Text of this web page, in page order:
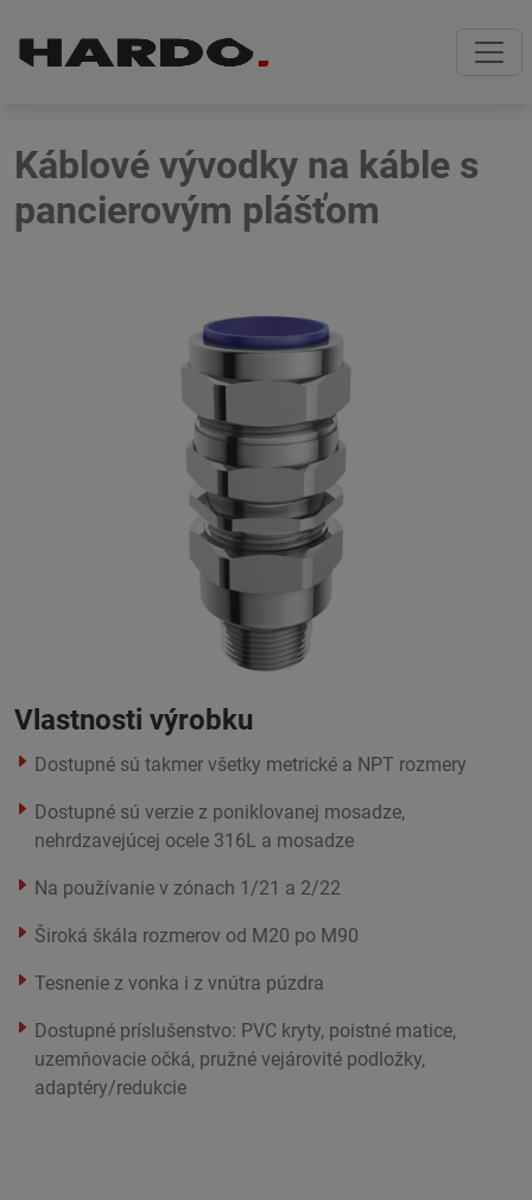
Skip
Skip
Káblové vývodky na káble s
pancierovým plášťom
Vlastnosti výrobku
Dostupné sú takmer všetky metrické a NPT rozmery
Dostupné sú verzie z poniklovanej mosadze,
nehrdzavejúcej ocele 316L a mosadze
Na používanie v zónach 1/21 a 2/22
Široká škála rozmerov od M20 po M90
Tesnenie z vonka i z vnútra púzdra
Dostupné príslušenstvo: PVC kryty, poistné matice,
uzemňovacie očká, pružné vejárovité podložky,
adaptéry/redukcie